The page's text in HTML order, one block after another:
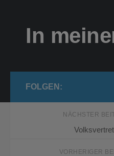
In
FOLGEN:
NÄCHSTER
VORHERIGER